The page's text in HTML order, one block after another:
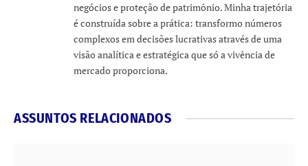
negócios e proteção de patrimônio. Minha trajetória
é construída sobre a prática: transformo números
complexos em decisões lucrativas através de uma
visão analítica e estratégica que só a vivência de
mercado proporciona.
ASSUNTOS RELACIONADOS